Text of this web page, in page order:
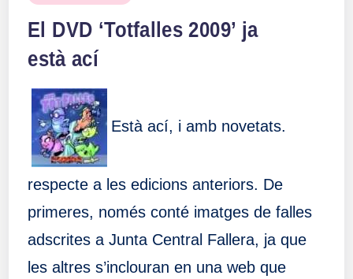
El DVD ‘Totfalles 2009’ ja
està ací
Està ací, i amb novetats.
respecte a les edicions anteriors. De
primeres, només conté imatges de falles
adscrites a Junta Central Fallera, ja que
les altres s’inclouran en una web que